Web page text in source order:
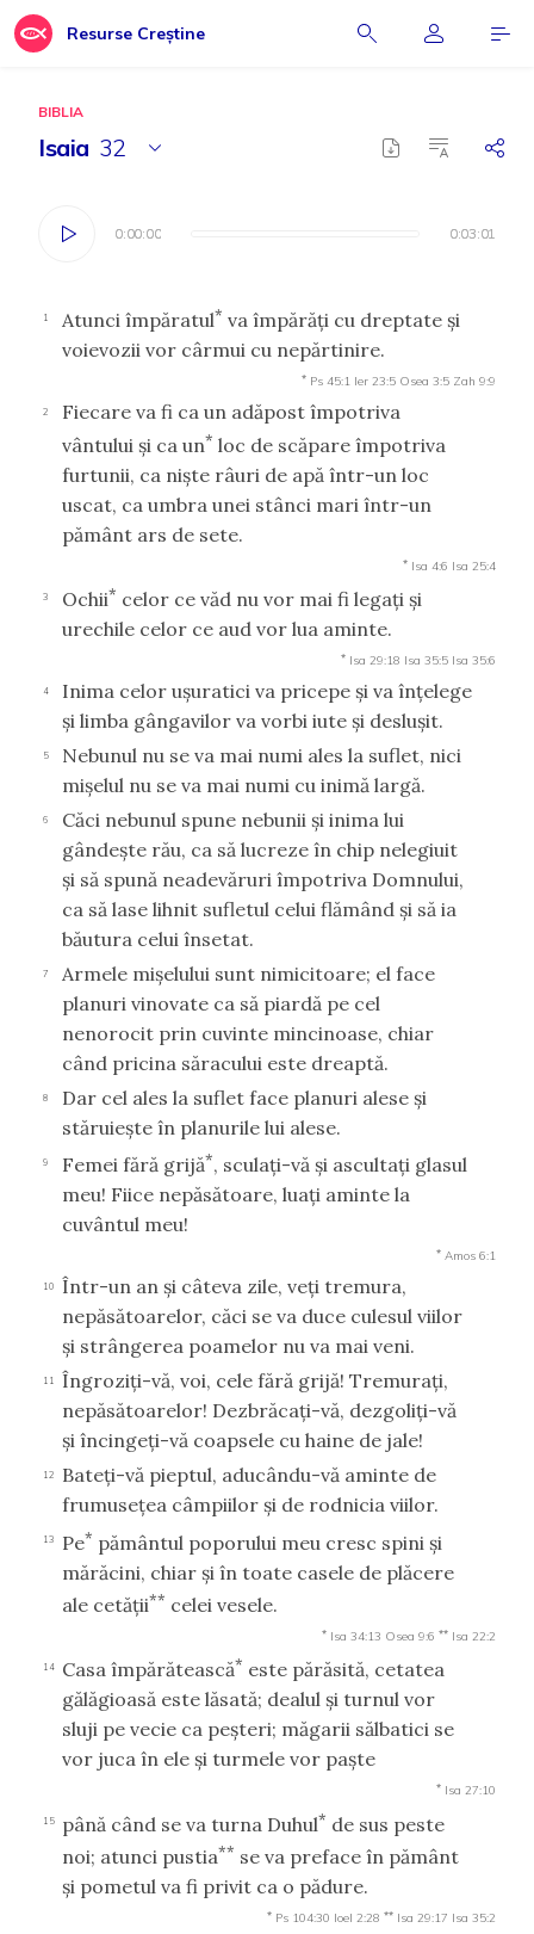
Resurse Creștine
BIBLIA
Isaia 32
0:00:00 0:03:01
0:00:00 0:03:01
1 Atunci împăratul* va împărăţi cu dreptate şi
voievozii vor cârmui cu nepărtinire.
* Ps 45:1 Ier 23:5 Osea 3:5 Zah 9:9
2
Fiecare va fi ca un adăpost împotriva
vântului şi ca un* loc de scăpare împotriva
furtunii, ca nişte râuri de apă într-un loc
uscat, ca umbra unei stânci mari într-un
pământ ars de sete.
* Isa 4:6 Isa 25:4
3 Ochii* celor ce văd nu vor mai fi legaţi şi
urechile celor ce aud vor lua aminte.
* Isa 29:18 Isa 35:5 Isa 35:6
4
Inima celor uşuratici va pricepe şi va înţelege
şi limba gângavilor va vorbi iute şi desluşit.
5
Nebunul nu se va mai numi ales la suflet, nici
mişelul nu se va mai numi cu inimă largă.
6
Căci nebunul spune nebunii şi inima lui
gândeşte rău, ca să lucreze în chip nelegiuit
şi să spună neadevăruri împotriva Domnului,
ca să lase lihnit sufletul celui flămând şi să ia
băutura celui însetat.
7
Armele mişelului sunt nimicitoare; el face
planuri vinovate ca să piardă pe cel
nenorocit prin cuvinte mincinoase, chiar
când pricina săracului este dreaptă.
8
Dar cel ales la suflet face planuri alese şi
stăruieşte în planurile lui alese.
9 Femei fără grijă*, sculaţi-vă şi ascultaţi glasul
meu! Fiice nepăsătoare, luaţi aminte la
cuvântul meu!
* Amos 6:1
10
Într-un an şi câteva zile, veţi tremura,
nepăsătoarelor, căci se va duce culesul viilor
şi strângerea poamelor nu va mai veni.
11
Îngroziţi-vă, voi, cele fără grijă! Tremuraţi,
nepăsătoarelor! Dezbrăcaţi-vă, dezgoliţi-vă
şi încingeţi-vă coapsele cu haine de jale!
12
Bateţi-vă pieptul, aducându-vă aminte de
frumuseţea câmpiilor şi de rodnicia viilor.
13 Pe* pământul poporului meu cresc spini şi
mărăcini, chiar şi în toate casele de plăcere
ale cetăţii** celei vesele.
* Isa 34:13 Osea 9:6 ** Isa 22:2
14 Casa împărătească* este părăsită, cetatea
gălăgioasă este lăsată; dealul şi turnul vor
sluji pe vecie ca peşteri; măgarii sălbatici se
vor juca în ele şi turmele vor paşte
* Isa 27:10
15 până când se va turna Duhul* de sus peste
noi; atunci pustia** se va preface în pământ
şi pometul va fi privit ca o pădure.
* Ps 104:30 Ioel 2:28 ** Isa 29:17 Isa 35:2